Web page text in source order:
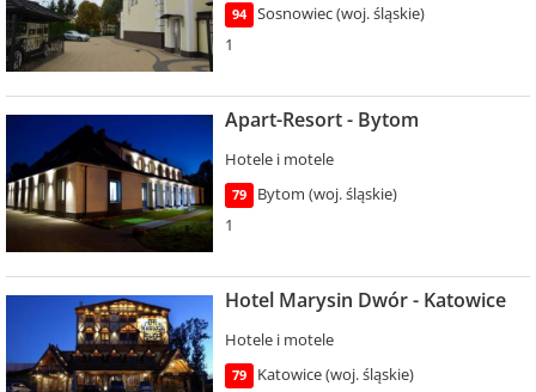
94
Sosnowiec (woj. śląskie)
1
Apart-Resort - Bytom
Hotele i motele
79
Bytom (woj. śląskie)
1
Hotel Marysin Dwór - Katowice
Hotele i motele
79
Katowice (woj. śląskie)